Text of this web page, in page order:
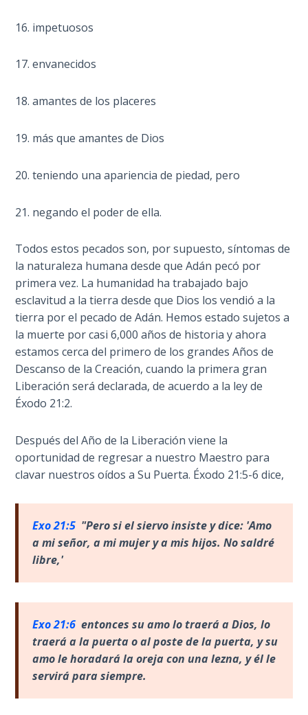
Pentecost
Principles of
God's
Prophet
of
Salvation
- Book 1
Isaiah:
Prophet
of
Salvation
- Book 2
Isaiah:
Prophet
of
Salvation
Isaiah:
Prophet
of
Isaiah:
Prophet
of
Salvation
16. impetuosos
17. envanecidos
18. amantes de los placeres
19. más que amantes de Dios
20. teniendo una apariencia de piedad, pero
21. negando el poder de ella.
Todos estos pecados son, por supuesto, síntomas de
la naturaleza humana desde que Adán pecó por
primera vez. La humanidad ha trabajado bajo
esclavitud a la tierra desde que Dios los vendió a la
tierra por el pecado de Adán. Hemos estado sujetos a
la muerte por casi 6,000 años de historia y ahora
estamos cerca del primero de los grandes Años de
Descanso de la Creación, cuando la primera gran
Liberación será declarada, de acuerdo a la ley de
Éxodo 21:2.
Después del Año de la Liberación viene la
oportunidad de regresar a nuestro Maestro para
clavar nuestros oídos a Su Puerta. Éxodo 21:5-6 dice,
Exo 21:5 "Pero si el siervo insiste y dice: 'Amo
a mi señor, a mi mujer y a mis hijos. No saldré
libre,'
Exo 21:6 entonces su amo lo traerá a Dios, lo
traerá a la puerta o al poste de la puerta, y su
amo le horadará la oreja con una lezna, y él le
servirá para siempre.